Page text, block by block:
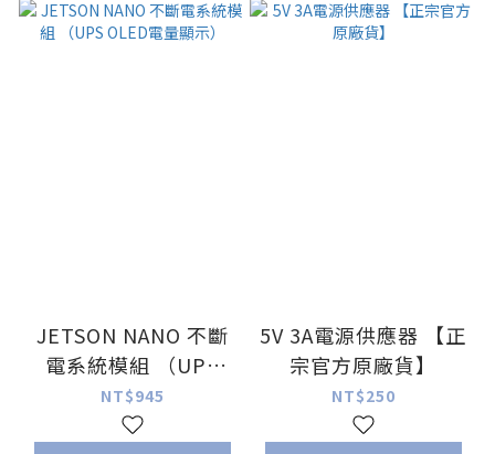
JETSON NANO 不斷
電系統模組 （UPS
OLED電量顯示）
NT$945
5V 3A電源供應器 【正
宗官方原廠貨】
NT$250